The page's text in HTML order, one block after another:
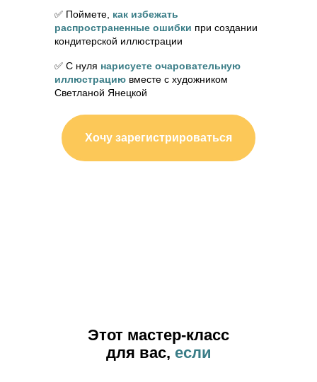
✅ Поймете, как избежать
распространенные ошибки при создании
кондитерской иллюстрации
✅ С нуля нарисуете очаровательную
иллюстрацию вместе с художником
Светланой Янецкой
Хочу зарегистрироваться
Этот мастер-класс
для вас, если